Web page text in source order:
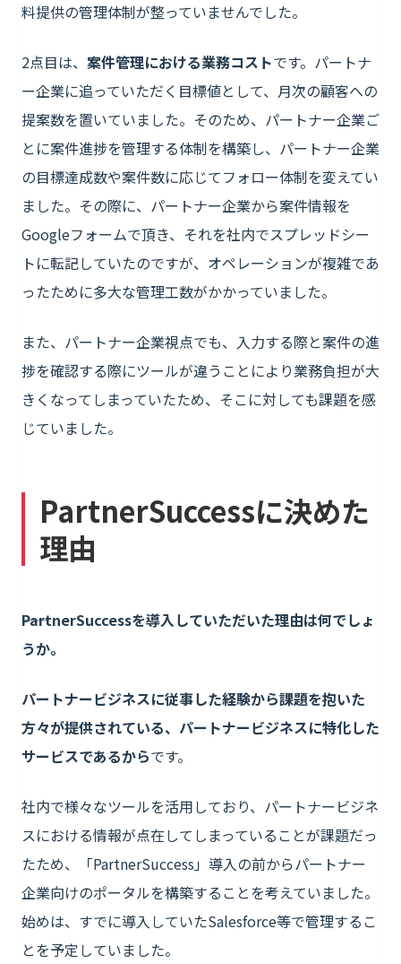
料提供の管理体制が整っていませんでした。
2点目は、 案件管理における業務コストです。パートナ
ー企業に追っていただく目標値として、月次の顧客への
提案数を置いていました。そのため、パートナー企業ご
とに案件進捗を管理する体制を構築し、パートナー企業
の目標達成数や案件数に応じてフォロー体制を変えてい
ました。その際に、パートナー企業から案件情報を
Googleフォームで頂き、それを社内でスプレッドシー
トに転記していたのですが、オペレーションが複雑であ
ったために多大な管理工数がかかっていました。
また、パートナー企業視点でも、入力する際と案件の進
捗を確認する際にツールが違うことにより業務負担が大
きくなってしまっていたため、そこに対しても課題を感
じていました。
PartnerSuccessに決めた
理由
――PartnerSuccessを導入していただいた理由は何でしょ
うか。
パートナービジネスに従事した経験から課題を抱いた
方々が提供されている、パートナービジネスに特化した
サービスであるからです。
社内で様々なツールを活用しており、パートナービジネ
スにおける情報が点在してしまっていることが課題だっ
たため、「PartnerSuccess」導入の前からパートナー
企業向けのポータルを構築することを考えていました。
始めは、すでに導入していたSalesforce等で管理するこ
とを予定していました。